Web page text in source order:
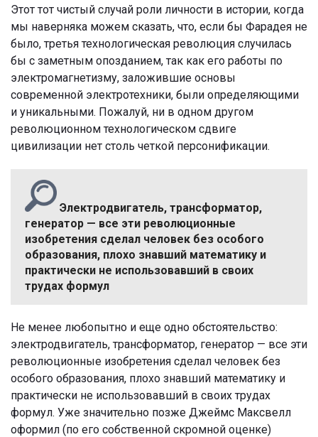
Этот тот чистый случай роли личности в истории, когда
мы наверняка можем сказать, что, если бы Фарадея не
было, третья технологическая революция случилась
бы с заметным опозданием, так как его работы по
электромагнетизму, заложившие основы
современной электротехники, были определяющими
и уникальными. Пожалуй, ни в одном другом
революционном технологическом сдвиге
цивилизации нет столь четкой персонификации.
Электродвигатель, трансформатор,
генератор — все эти революционные
изобретения сделал человек без особого
образования, плохо знавший математику и
практически не использовавший в своих
трудах формул
Не менее любопытно и еще одно обстоятельство:
электродвигатель, трансформатор, генератор — все эти
революционные изобретения сделал человек без
особого образования, плохо знавший математику и
практически не использовавший в своих трудах
формул. Уже значительно позже Джеймс Максвелл
оформил (по его собственной скромной оценке)